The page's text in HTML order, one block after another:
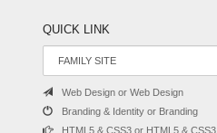
QUICK LINK
Web Design or Web Design
Branding & Identity or Branding
HTML5 & CSS3 or HTML5 & CSS3